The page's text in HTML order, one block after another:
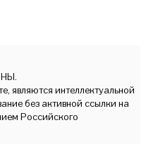
являются интеллектуальной
без активной ссылки на
Российского